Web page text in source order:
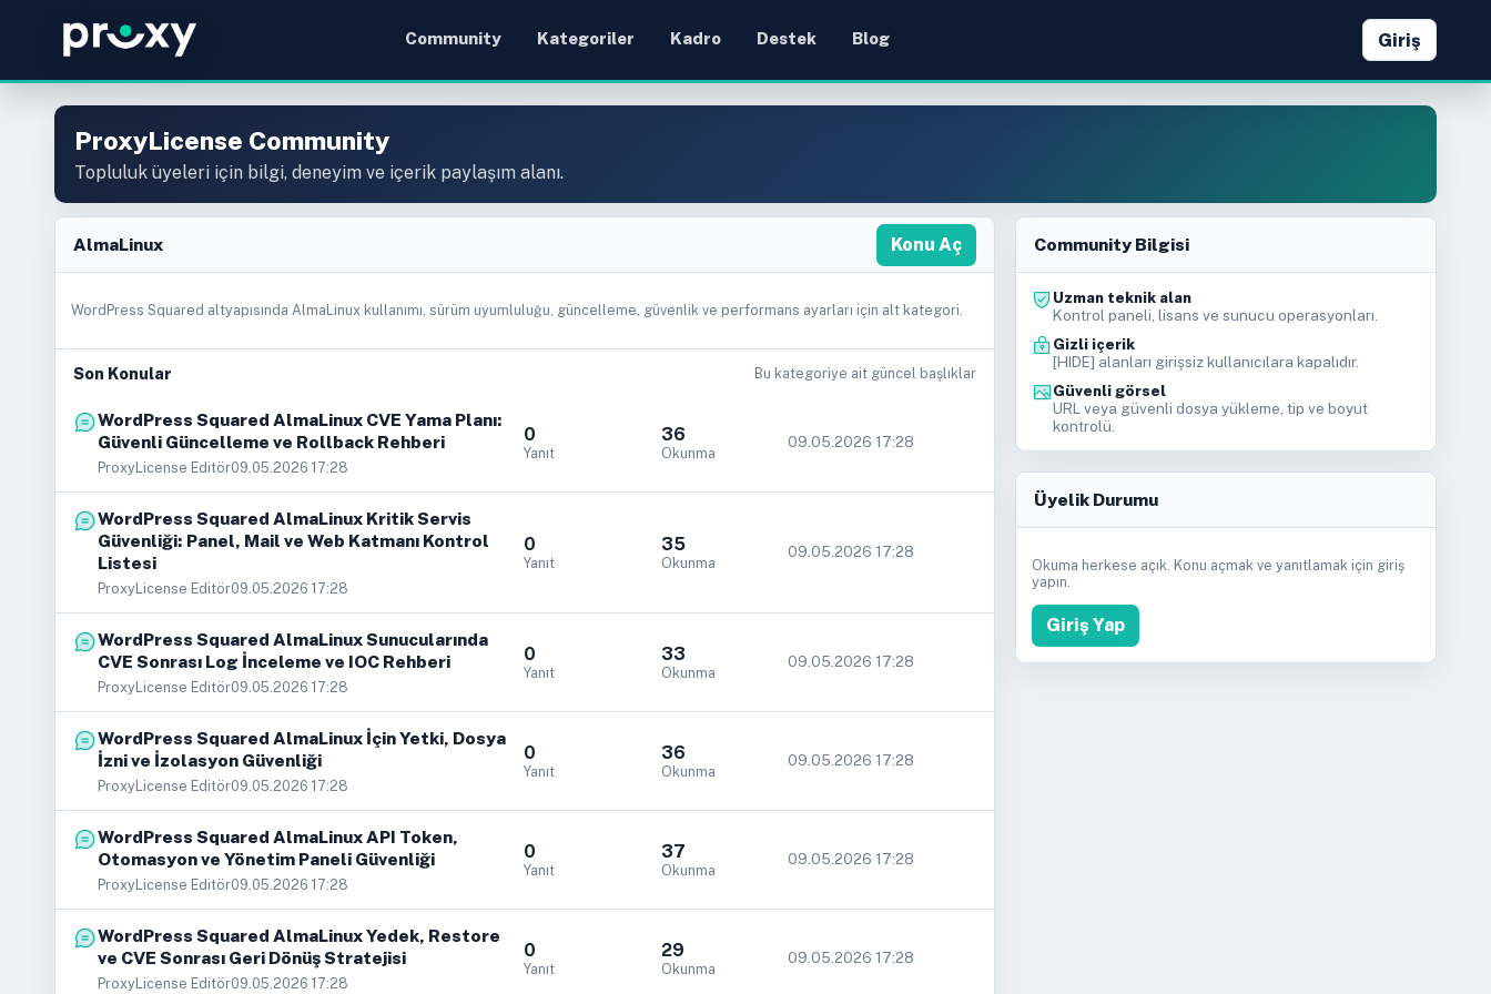
Community Kategoriler Kadro Destek Blog Giriş
ProxyLicense Community
Topluluk üyeleri için bilgi, deneyim ve içerik paylaşım alanı.
AlmaLinux Konu Aç
WordPress Squared altyapısında AlmaLinux kullanımı, sürüm uyumluluğu, güncelleme, güvenlik ve performans ayarları için alt kategori.
Son Konular Bu kategoriye ait güncel başlıklar
WordPress Squared AlmaLinux CVE Yama Planı:
Güvenli Güncelleme ve Rollback Rehberi
ProxyLicense Editör09.05.2026 17:28
0
Yanıt
36
Okunma
09.05.2026 17:28
WordPress Squared AlmaLinux Kritik Servis
Güvenliği: Panel, Mail ve Web Katmanı Kontrol
Listesi
ProxyLicense Editör09.05.2026 17:28
0
Yanıt
35
Okunma
09.05.2026 17:28
WordPress Squared AlmaLinux Sunucularında
CVE Sonrası Log İnceleme ve IOC Rehberi
ProxyLicense Editör09.05.2026 17:28
0
Yanıt
33
Okunma
09.05.2026 17:28
WordPress Squared AlmaLinux İçin Yetki, Dosya
İzni ve İzolasyon Güvenliği
ProxyLicense Editör09.05.2026 17:28
0
Yanıt
36
Okunma
09.05.2026 17:28
WordPress Squared AlmaLinux API Token,
Otomasyon ve Yönetim Paneli Güvenliği
ProxyLicense Editör09.05.2026 17:28
0
Yanıt
37
Okunma
09.05.2026 17:28
WordPress Squared AlmaLinux Yedek, Restore
ve CVE Sonrası Geri Dönüş Stratejisi
ProxyLicense Editör09.05.2026 17:28
0
Yanıt
29
Okunma
09.05.2026 17:28
Community Bilgisi
Uzman teknik alan
Kontrol paneli, lisans ve sunucu operasyonları.
Gizli içerik
[HIDE] alanları girişsiz kullanıcılara kapalıdır.
Güvenli görsel
URL veya güvenli dosya yükleme, tip ve boyut
kontrolü.
Üyelik Durumu
Okuma herkese açık. Konu açmak ve yanıtlamak için giriş
yapın.
Giriş Yap